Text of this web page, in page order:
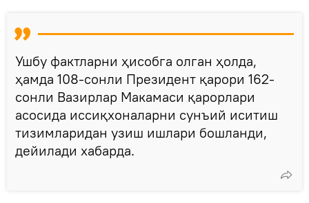
Ушбу фактларни ҳисобга олган ҳолда,
ҳамда 108-сонли Президент қарори 162-
сонли Вазирлар Макамаси қарорлари
асосида иссиқхоналарни сунъий иситиш
тизимларидан узиш ишлари бошланди,
дейилади хабарда.